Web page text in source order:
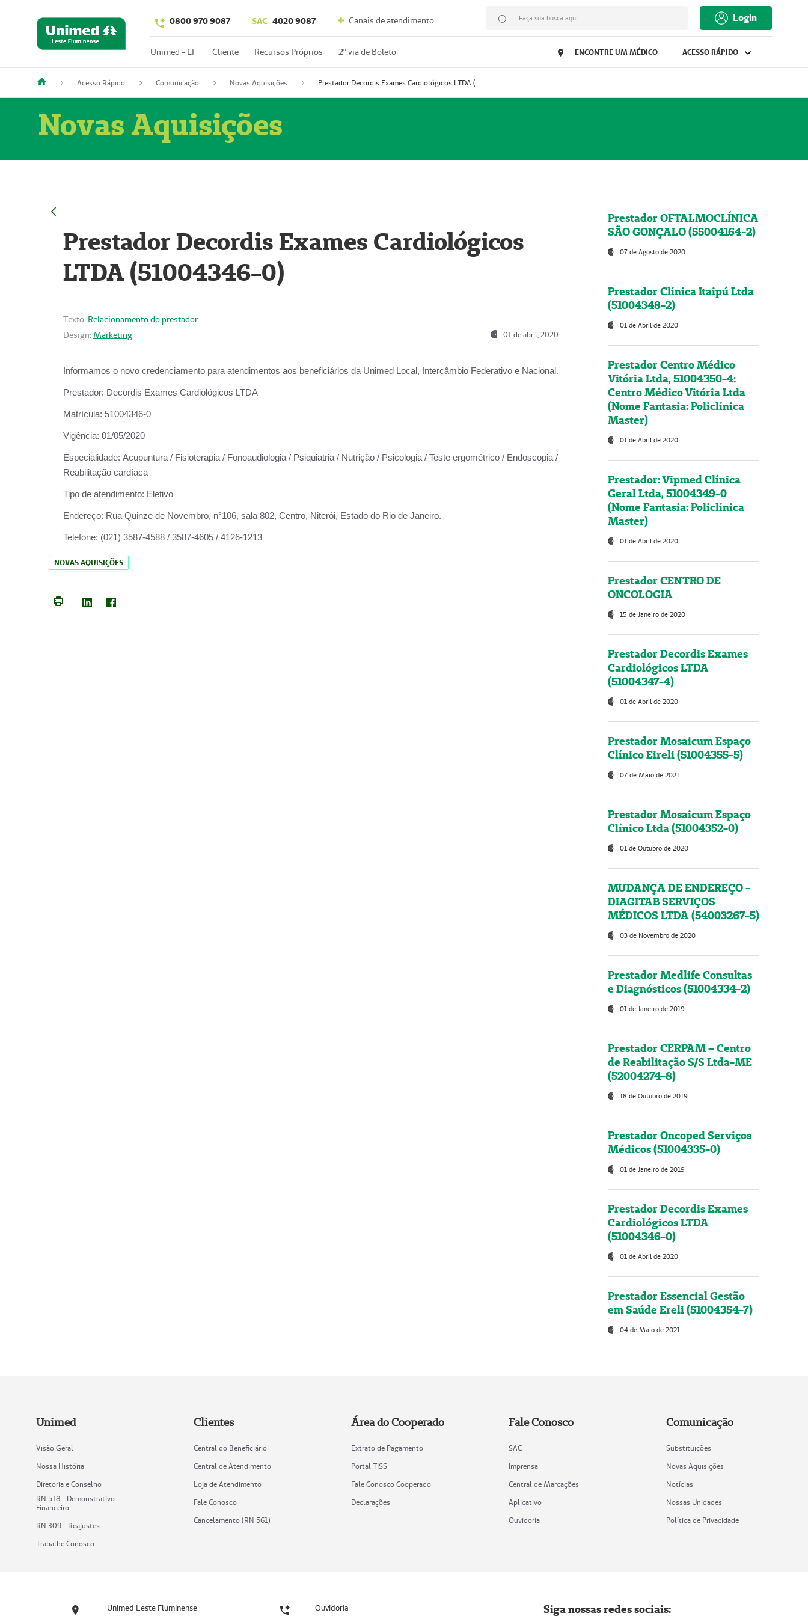
0800 970 9087 SAC 4020 9087 Canais de atendimento Faça sua busca aqui Login
Unimed - LF Cliente Recursos Próprios 2º via de Boleto ENCONTRE UM MÉDICO ACESSO RÁPIDO
Acesso Rápido Comunicação Novas Aquisições Prestador Decordis Exames Cardiológicos LTDA (51004346-0)
Novas Aquisições
Prestador Decordis Exames Cardiológicos
LTDA (51004346-0)
Texto: Relacionamento do prestador
Design: Marketing 01 de abril, 2020
Informamos o novo credenciamento para atendimentos aos beneficiários da Unimed Local, Intercâmbio Federativo e Nacional.
Prestador: Decordis Exames Cardiológicos LTDA
Matrícula: 51004346-0
Vigência: 01/05/2020
Especialidade: Acupuntura / Fisioterapia / Fonoaudiologia / Psiquiatria / Nutrição / Psicologia / Teste ergométrico / Endoscopia /
Reabilitação cardíaca
Tipo de atendimento: Eletivo
Endereço: Rua Quinze de Novembro, n°106, sala 802, Centro, Niterói, Estado do Rio de Janeiro.
Telefone: (021) 3587-4588 / 3587-4605 / 4126-1213
NOVAS AQUISIÇÕES
Prestador OFTALMOCLÍNICA
SÃO GONÇALO (55004164-2)
07 de Agosto de 2020
Prestador Clínica Itaipú Ltda
(51004348-2)
01 de Abril de 2020
Prestador Centro Médico
Vitória Ltda, 51004350-4:
Centro Médico Vitória Ltda
(Nome Fantasia: Policlínica
Master)
01 de Abril de 2020
Prestador: Vipmed Clínica
Geral Ltda, 51004349-0
(Nome Fantasia: Policlínica
Master)
01 de Abril de 2020
Prestador CENTRO DE
ONCOLOGIA
15 de Janeiro de 2020
Prestador Decordis Exames
Cardiológicos LTDA
(51004347-4)
01 de Abril de 2020
Prestador Mosaicum Espaço
Clínico Eireli (51004355-5)
07 de Maio de 2021
Prestador Mosaicum Espaço
Clínico Ltda (51004352-0)
01 de Outubro de 2020
MUDANÇA DE ENDEREÇO -
DIAGITAB SERVIÇOS
MÉDICOS LTDA (54003267-5)
03 de Novembro de 2020
Prestador Medlife Consultas
e Diagnósticos (51004334-2)
01 de Janeiro de 2019
Prestador CERPAM – Centro
de Reabilitação S/S Ltda-ME
(52004274-8)
18 de Outubro de 2019
Prestador Oncoped Serviços
Médicos (51004335-0)
01 de Janeiro de 2019
Prestador Decordis Exames
Cardiológicos LTDA
(51004346-0)
01 de Abril de 2020
Prestador Essencial Gestão
em Saúde Ereli (51004354-7)
04 de Maio de 2021
Unimed
Visão Geral
Nossa História
Diretoria e Conselho
RN 518 - Demonstrativo
Financeiro
RN 309 - Reajustes
Trabalhe Conosco
Clientes
Central do Beneficiário
Central de Atendimento
Loja de Atendimento
Fale Conosco
Cancelamento (RN 561)
Área do Cooperado
Extrato de Pagamento
Portal TISS
Fale Conosco Cooperado
Declarações
Fale Conosco
SAC
Imprensa
Central de Marcações
Aplicativo
Ouvidoria
Comunicação
Substituições
Novas Aquisições
Notícias
Nossas Unidades
Política de Privacidade
Unimed Leste Fluminense Ouvidoria Siga nossas redes sociais: